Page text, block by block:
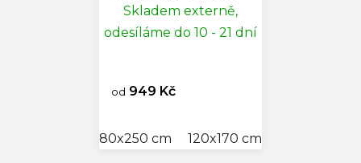
Skladem externě,
odesíláme do 10 - 21 dní
od 949 Kč
80x250 cm 120x170 cm